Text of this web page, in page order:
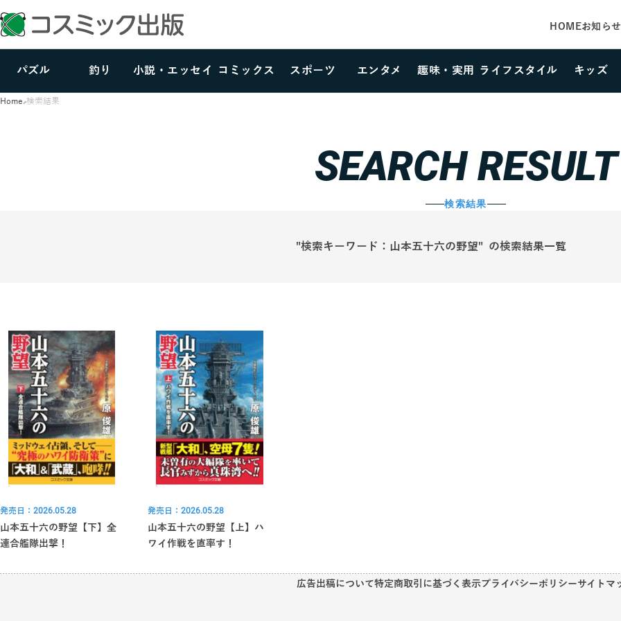
HOMEお知らせ
パズル 釣り 小説・エッセイ コミックス スポーツ エンタメ 趣味・実用 ライフスタイル キッズ
カテゴリーを選択する
Home 検索結果
SEARCH RESULT
検索結果
検索キーワード：山本五十六の野望 の検索結果一覧
発売日：2026.05.28
山本五十六の野望【下】全
連合艦隊出撃！
発売日：2026.05.28
山本五十六の野望【上】ハ
ワイ作戦を直率す！
広告出稿について特定商取引に基づく表示プライバシーポリシーサイトマ